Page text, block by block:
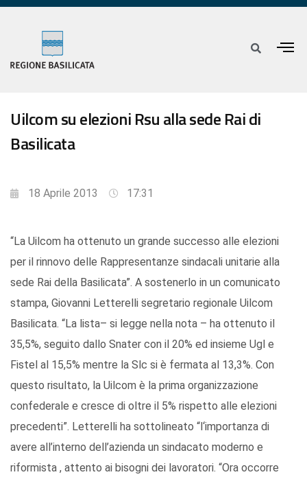
Uilcom su elezioni Rsu alla sede Rai di
Basilicata
18 Aprile 2013 17:31
“La Uilcom ha ottenuto un grande successo alle elezioni
per il rinnovo delle Rappresentanze sindacali unitarie alla
sede Rai della Basilicata”. A sostenerlo in un comunicato
stampa, Giovanni Letterelli segretario regionale Uilcom
Basilicata. “La lista– si legge nella nota – ha ottenuto il
35,5%, seguito dallo Snater con il 20% ed insieme Ugl e
Fistel al 15,5% mentre la Slc si è fermata al 13,3%. Con
questo risultato, la Uilcom è la prima organizzazione
confederale e cresce di oltre il 5% rispetto alle elezioni
precedenti”. Letterelli ha sottolineato “l‘importanza di
avere all’interno dell’azienda un sindacato moderno e
riformista , attento ai bisogni dei lavoratori. “Ora occorre